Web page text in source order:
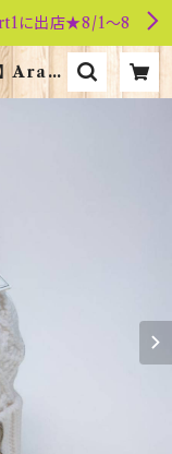
に出店★8/1～8
】 Aran
4